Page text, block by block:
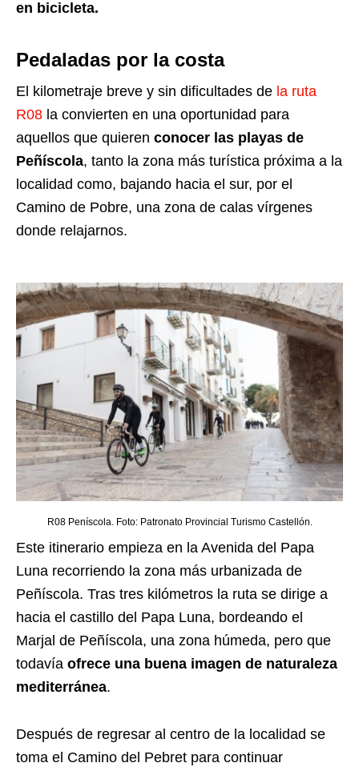
en bicicleta.
Pedaladas por la costa
El kilometraje breve y sin dificultades de la ruta
R08 la convierten en una oportunidad para
aquellos que quieren conocer las playas de
Peñíscola, tanto la zona más turística próxima a la
localidad como, bajando hacia el sur, por el
Camino de Pobre, una zona de calas vírgenes
donde relajarnos.
R08 Peníscola. Foto: Patronato Provincial Turismo Castellón
Este itinerario empieza en la Avenida del Papa
Luna recorriendo la zona más urbanizada de
Peñíscola. Tras tres kilómetros la ruta se dirige a
hacia el castillo del Papa Luna, bordeando el
Marjal de Peñíscola, una zona húmeda, pero que
todavía ofrece una buena imagen de naturaleza
mediterránea.
Después de regresar al centro de la localidad se
toma el Camino del Pebret para continuar